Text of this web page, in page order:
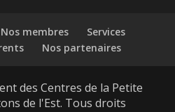
Nos membres
Services
Nos partenaires
des Centres de la Petite
de l'Est. Tous droits